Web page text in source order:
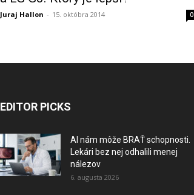
Juraj Hallon - 15. októbra 2014 0
EDITOR PICKS
AI nám môže BRAŤ schopnosti.
Lekári bez nej odhalili menej
nálezov
6. augusta 2026